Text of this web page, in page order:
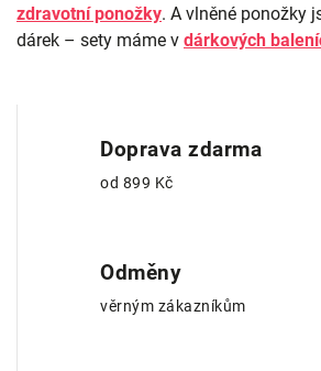
zdravotní ponožky. A vlněné ponožky
dárek – sety máme v dárkových
Doprava zdarma
od 899 Kč
Odměny
věrným zákazníkům